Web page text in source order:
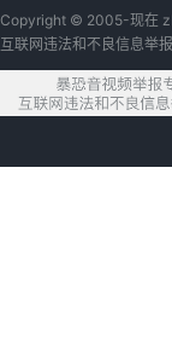
APP开发外包
CAD
UI设计
短视频 视频
Copyright © 2005-现在
互联网违法和不良信息举